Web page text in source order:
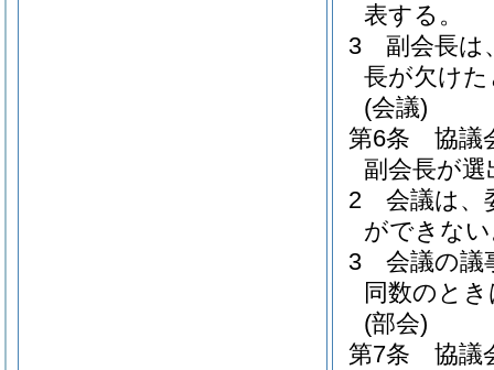
表する。
3
副会長は
長が欠け
(会議)
第6条
協議
副会長が
2
会議は、
ができな
3
会議の議
同数のと
(部会)
第7条
協議